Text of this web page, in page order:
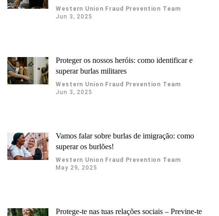
Western Union Fraud Prevention Team
Jun 3, 2025
Proteger os nossos heróis: como identificar e
superar burlas militares
Western Union Fraud Prevention Team
Jun 3, 2025
Vamos falar sobre burlas de imigração: como
superar os burlões!
Western Union Fraud Prevention Team
May 29, 2025
Protege-te nas tuas relações sociais – Previne-te